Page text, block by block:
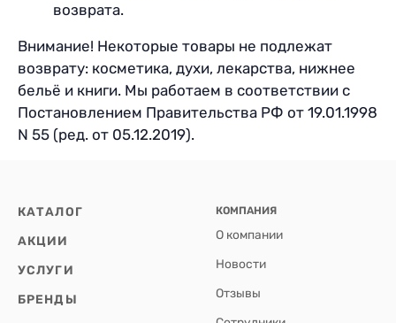
возврата.
Внимание! Некоторые товары не подлежат
возврату: косметика, духи, лекарства, нижнее
бельё и книги. Мы работаем в соответствии с
Постановлением Правительства РФ от 19.01.1998
N 55 (ред. от 05.12.2019).
КАТАЛОГ
АКЦИИ
УСЛУГИ
БРЕНДЫ
КОМПАНИЯ
О компании
Новости
Отзывы